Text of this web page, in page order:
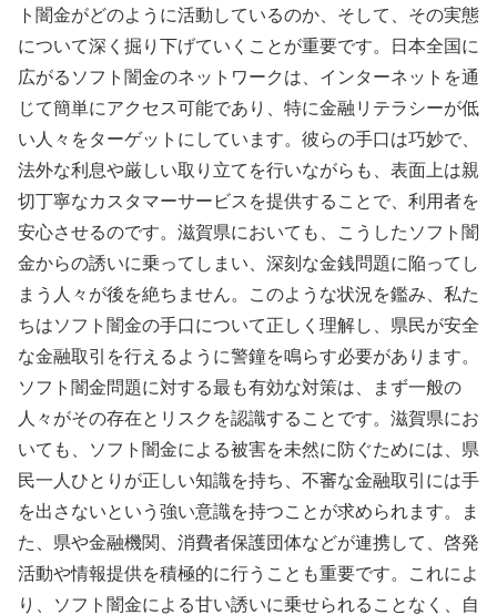
ト闇金がどのように活動しているのか、そして、その実態
について深く掘り下げていくことが重要です。日本全国に
広がるソフト闇金のネットワークは、インターネットを通
じて簡単にアクセス可能であり、特に金融リテラシーが低
い人々をターゲットにしています。彼らの手口は巧妙で、
法外な利息や厳しい取り立てを行いながらも、表面上は親
切丁寧なカスタマーサービスを提供することで、利用者を
安心させるのです。滋賀県においても、こうしたソフト闇
金からの誘いに乗ってしまい、深刻な金銭問題に陥ってし
まう人々が後を絶ちません。このような状況を鑑み、私た
ちはソフト闇金の手口について正しく理解し、県民が安全
な金融取引を行えるように警鐘を鳴らす必要があります。
ソフト闇金問題に対する最も有効な対策は、まず一般の
人々がその存在とリスクを認識することです。滋賀県にお
いても、ソフト闇金による被害を未然に防ぐためには、県
民一人ひとりが正しい知識を持ち、不審な金融取引には手
を出さないという強い意識を持つことが求められます。ま
た、県や金融機関、消費者保護団体などが連携して、啓発
活動や情報提供を積極的に行うことも重要です。これによ
り、ソフト闇金による甘い誘いに乗せられることなく、自